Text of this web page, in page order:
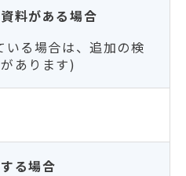
料がある場合
る場合は、追加の検
あります)
る場合